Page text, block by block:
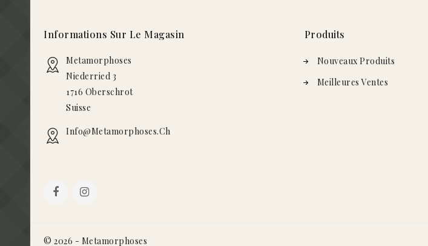
Informations Sur Le Magasin
Metamorphoses
Niederried 3
1716 Oberschrot
Suisse
Info@metamorphoses.ch
Produits
Nouveaux Produits
Meilleures Ventes
© 2026 - Metamorphoses